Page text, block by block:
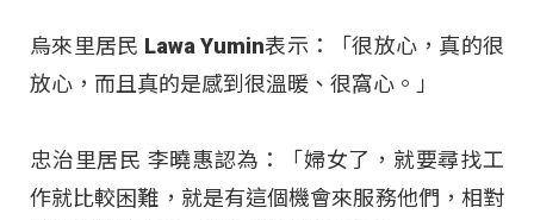
烏來里居民 Lawa Yumin表示：「很放心，真的很
放心，而且真的是感到很溫暖、很窩心。」
忠治里居民 李曉惠認為：「婦女了，就要尋找工
作就比較困難，就是有這個機會來服務他們，相對